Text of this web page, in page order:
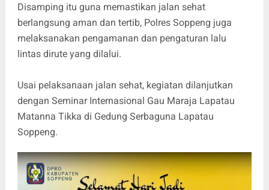
Disamping itu guna memastikan jalan sehat
berlangsung aman dan tertib, Polres Soppeng juga
melaksanakan pengamanan dan pengaturan lalu
lintas dirute yang dilalui.
Usai pelaksanaan jalan sehat, kegiatan dilanjutkan
dengan Seminar Internasional Gau Maraja Lapatau
Matanna Tikka di Gedung Serbaguna Lapatau
Soppeng.